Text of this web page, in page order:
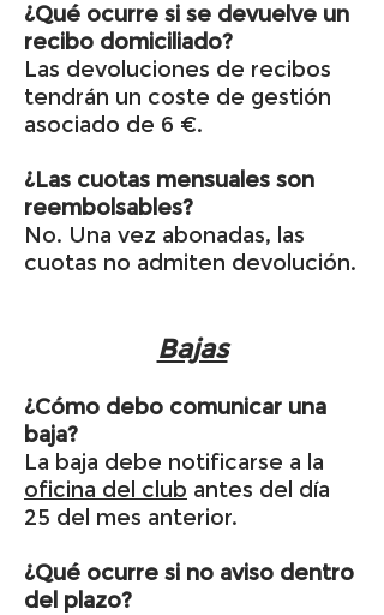
¿Qué ocurre si se devuelve un
recibo domiciliado?
Las devoluciones de recibos
tendrán un coste de gestión
asociado de 6 €.
¿Las cuotas mensuales son
reembolsables?
No. Una vez abonadas, las
cuotas no admiten devolución.
Bajas
¿Cómo debo comunicar una
baja?
La baja debe notificarse a la
oficina del club antes del día
25 del mes anterior.
¿Qué ocurre si no aviso dentro
del plazo?